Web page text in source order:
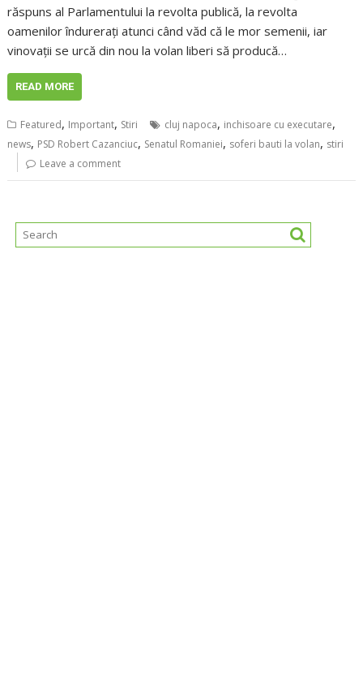
răspuns al Parlamentului la revolta publică, la revolta
oamenilor îndurerați atunci când văd că le mor semenii, iar
vinovații se urcă din nou la volan liberi să producă…
READ MORE
Featured, Important, Stiri cluj napoca, inchisoare cu executare,
news, PSD Robert Cazanciuc, Senatul Romaniei, soferi bauti la volan, stiri
Leave a comment